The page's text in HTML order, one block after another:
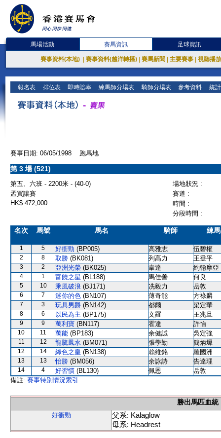
馬場活動 賽馬資訊 足球資訊
賽事資料(本地) 賽事資料(越洋轉播) 賽馬新聞 主要賽事 視聽播
報名表 排位表 即時賠率 練馬師分場表 騎師分場表 參考資料 統
賽事日期: 06/05/1998 跑馬地
第 3 場 (521)
第五、六班 - 2200米 - (40-0)
場地狀況 :
孟買讓賽
賽道 :
HK$ 472,000
時間 :
分段時間 :
名次 馬號 馬名 騎師 練
1 5 好衝勁 (BP005) 高雅志 伍碧權
2 8 取勝 (BK081) 列高力 王登平
3 2 亞洲光榮 (BK025) 韋達 約翰摩亞
4 1 富饒之星 (BL188) 馬佳善 何良
5 10 乘風破浪 (BJ171) 冼毅力 岳敦
6 7 迷你的色 (BN107) 薄奇能 方祿麟
7 3 玩具男爵 (BN142) 都爾 梁定華
8 6 以民為主 (BP175) 文羅 王兆旦
9 9 萬利寶 (BN117) 霍達 許怡
10 11 萬能 (BP183) 余健誠 吳定強
11 12 龍騰鳳水 (BM071) 張學勤 簡炳墀
12 14 綠色之皇 (BN138) 賴維銘 羅國洲
13 13 怡勝 (BM056) 余詠詩 告達理
14 4 好習慣 (BL130) 佩恩
岳敦
備註: 賽事特別情況索引
勝出馬匹血統
好衝勁
父系: Kalaglow
母系: Headrest